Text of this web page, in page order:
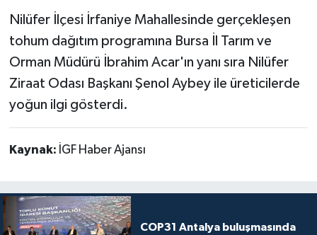
Nilüfer İlçesi İrfaniye Mahallesinde gerçekleşen
tohum dağıtım programına Bursa İl Tarım ve
Orman Müdürü İbrahim Acar'ın yanı sıra Nilüfer
Ziraat Odası Başkanı Şenol Aybey ile üreticilerde
yoğun ilgi gösterdi.
Kaynak: İGF Haber Ajansı
COP31 Antalya buluşmasında